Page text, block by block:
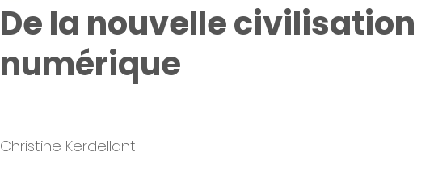
De la nouvelle civilisation
numérique
Christine Kerdellant